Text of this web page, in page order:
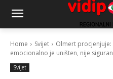
Home Svijet
Olmert procjenjuje:
emocionalno je uništen, nije
Svijet